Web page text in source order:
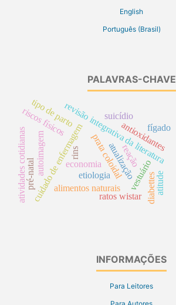
English
Português (Brasil)
PALAVRAS-CHAVE
cuidado de enfermagemprata coloidal
etiologia
revisão integrativa da literatura
atualização
antioxidantes
alimentos naturais
riscos físicos
autoimagem rins
suicídio
vestuário
economia
fígado
reação
diabettes
ratos wistar
atitude
pré-natal
tipo de parto
atividades cotidianas
INFORMAÇÕES
Para Leitores